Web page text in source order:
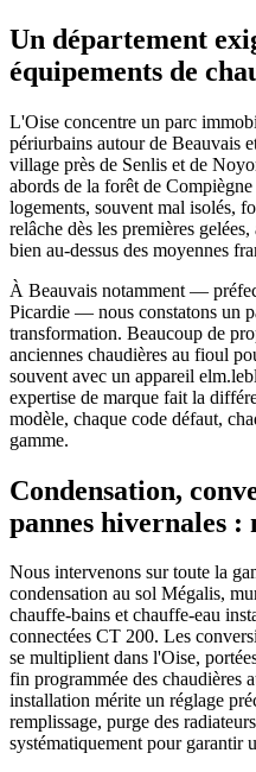
Un département
équipements de
L'Oise concentre un parc
périurbains autour de Beauvais
village près de Senlis et de
abords de la forêt de
logements, souvent mal isolés,
relâche dès les premières
bien au-dessus des moyennes
À Beauvais notamment —
Picardie — nous constatons un
transformation. Beaucoup de
anciennes chaudières au fioul
souvent avec un appareil
expertise de marque fait la
modèle, chaque code défaut,
gamme.
Condensation,
pannes hivernales :
Nous intervenons sur toute la
condensation au sol Mégalis,
chauffe-bains et chauffe-eau
connectées CT 200. Les
se multiplient dans l'Oise,
fin programmée des chaudières
installation mérite un réglage
remplissage, purge des
systématiquement pour garantir